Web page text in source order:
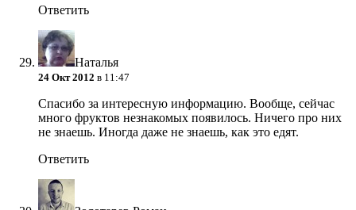
Ответить
Наталья
24 Окт 2012 в 11:47
Спасибо за интересную информацию. Вообще, сейчас
много фруктов незнакомых появилось. Ничего про них
не знаешь. Иногда даже не знаешь, как это едят.
Ответить